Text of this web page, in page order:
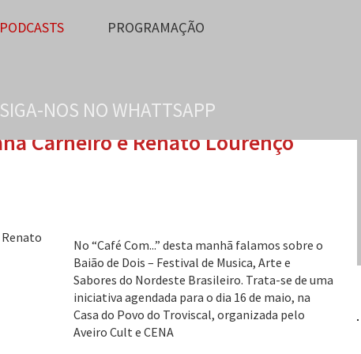
PODCASTS PROGRAMAÇÃO
Carneiro e Renato Lourenço
No “Café Com...” desta manhã falamos sobre o
Baião de Dois – Festival de Musica, Arte e
Sabores do Nordeste Brasileiro. Trata-se de uma
iniciativa agendada para o dia 16 de maio, na
Casa do Povo do Troviscal, organizada pelo
Aveiro Cult e CENA